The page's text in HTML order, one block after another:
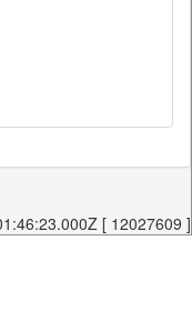
[ 12027609 ]